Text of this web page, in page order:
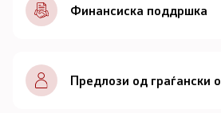
Документи
Записници и дневни редови од
Советот
Финансиска поддршка
Предлози од граѓански